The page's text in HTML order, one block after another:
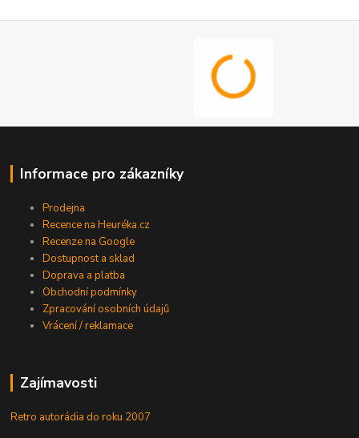
Informace pro zákazníky
Prodejna
Recence na Heuréka.cz
Recenze na Google
Dostupnost a sklad
Doprava a platba
Obchodní podmínky
Zpracování osobních údajů
Vrácení / reklamace
Zajímavosti
Retro autorádia do roku 2007